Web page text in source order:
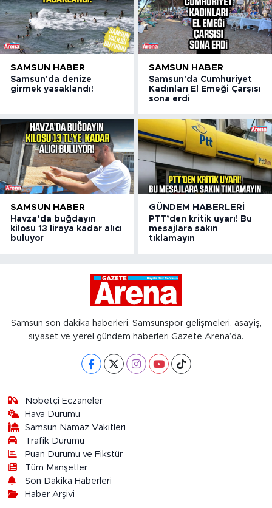
SAMSUN HABER
Samsun'da denize
girmek yasaklandı!
SAMSUN HABER
Samsun'da Cumhuriyet
Kadınları El Emeği Çarşısı
sona erdi
SAMSUN HABER
Havza’da buğdayın
kilosu 13 liraya kadar alıcı
buluyor
GÜNDEM HABERLERI
PTT’den kritik uyarı! Bu
mesajlara sakın
tıklamayın
Samsun son dakika haberleri, Samsunspor gelişmeleri, asayiş,
siyaset ve yerel gündem haberleri Gazete Arena’da.
Nöbetçi Eczaneler
Hava Durumu
Samsun Namaz Vakitleri
Trafik Durumu
Puan Durumu ve Fikstür
Tüm Manşetler
Son Dakika Haberleri
Haber Arşivi